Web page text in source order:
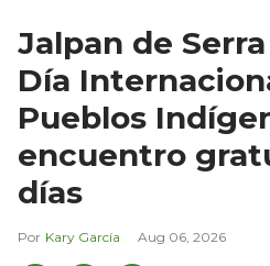
Jalpan de
Día
Pueblos
encuentro
días
Kary García Aug 06, 2026